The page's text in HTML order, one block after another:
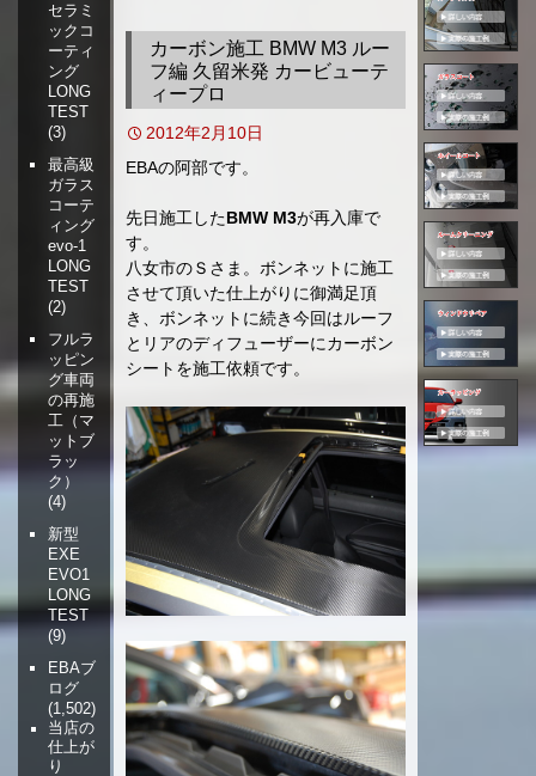
カーボン施工 BMW M3 ルー
フ編 久留米発 カービューテ
ィープロ
2012年2月10日
EBAの阿部です。
先日施工したBMW M3が再入庫で
す。
八女市のＳさま。ボンネットに施工
させて頂いた仕上がりに御満足頂
き、ボンネットに続き今回はルーフ
とリアのディフューザーにカーボン
シートを施工依頼です。
セラミ
ックコ
ーティ
ング
LONG
TEST
(3)
最高級
ガラス
コーテ
ィング
evo-1
LONG
TEST
(2)
フルラ
ッピン
グ車両
の再施
工（マ
ットブ
ラッ
ク）
(4)
新型
EXE
EVO1
LONG
TEST
(9)
EBAブ
ログ
(1,502)
当店の
仕上が
り